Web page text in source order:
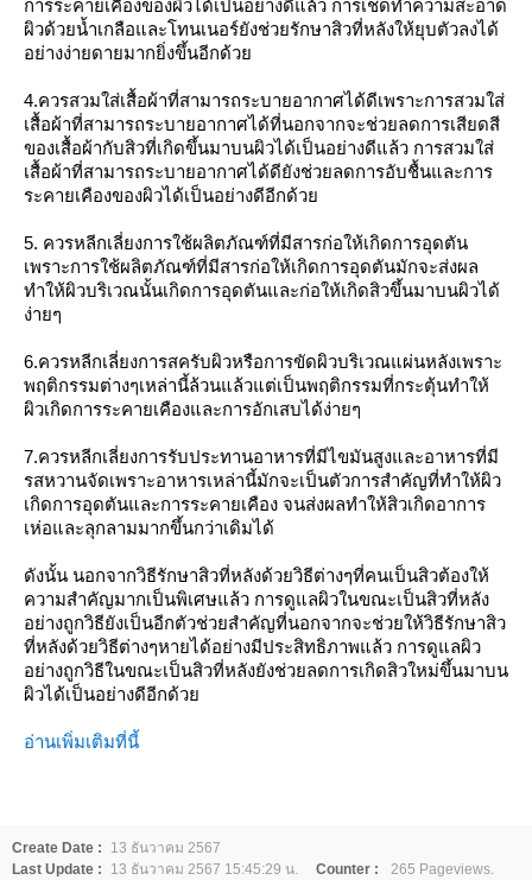
การระคายเคืองของผิวได้เป็นอย่างดีแล้ว การเช็ดทำความสะอาด
ผิวด้วยน้ำเกลือและโทนเนอร์ยังช่วยรักษาสิวที่หลังให้ยุบตัวลงได้
อย่างง่ายดายมากยิ่งขึ้นอีกด้วย
4.ควรสวมใส่เสื้อผ้าที่สามารถระบายอากาศได้ดีเพราะการสวมใส่
เสื้อผ้าที่สามารถระบายอากาศได้ที่นอกจากจะช่วยลดการเสียดสี
ของเสื้อผ้ากับสิวที่เกิดขึ้นมาบนผิวได้เป็นอย่างดีแล้ว การสวมใส่
เสื้อผ้าที่สามารถระบายอากาศได้ดียังช่วยลดการอับชื้นและการ
ระคายเคืองของผิวได้เป็นอย่างดีอีกด้วย
5. ควรหลีกเลี่ยงการใช้ผลิตภัณฑ์ที่มีสารก่อให้เกิดการอุดตัน
เพราะการใช้ผลิตภัณฑ์ที่มีสารก่อให้เกิดการอุดตันมักจะส่งผล
ทำให้ผิวบริเวณนั้นเกิดการอุดตันและก่อให้เกิดสิวขึ้นมาบนผิวได้
ง่ายๆ
6.ควรหลีกเลี่ยงการสครับผิวหรือการขัดผิวบริเวณแผ่นหลังเพราะ
พฤติกรรมต่างๆเหล่านี้ล้วนแล้วแต่เป็นพฤติกรรมที่กระตุ้นทำให้
ผิวเกิดการระคายเคืองและการอักเสบได้ง่ายๆ
7.ควรหลีกเลี่ยงการรับประทานอาหารที่มีไขมันสูงและอาหารที่มี
รสหวานจัดเพราะอาหารเหล่านี้มักจะเป็นตัวการสำคัญที่ทำให้ผิว
เกิดการอุดตันและการระคายเคือง จนส่งผลทำให้สิวเกิดอาการ
เห่อและลุกลามมากขึ้นกว่าเดิมได้
ดังนั้น นอกจากวิธีรักษาสิวที่หลังด้วยวิธีต่างๆที่คนเป็นสิวต้องให้
ความสำคัญมากเป็นพิเศษแล้ว การดูแลผิวในขณะเป็นสิวที่หลัง
อย่างถูกวิธียังเป็นอีกตัวช่วยสำคัญที่นอกจากจะช่วยให้วิธีรักษาสิว
ที่หลังด้วยวิธีต่างๆหายได้อย่างมีประสิทธิภาพแล้ว การดูแลผิว
อย่างถูกวิธีในขณะเป็นสิวที่หลังยังช่วยลดการเกิดสิวใหม่ขึ้นมาบน
ผิวได้เป็นอย่างดีอีกด้วย
อ่านเพิ่มเติมที่นี้
Create Date :
13 ธันวาคม 2567
Last Update :
13 ธันวาคม 2567 15:45:29 น. Counter :
265 Pageviews.